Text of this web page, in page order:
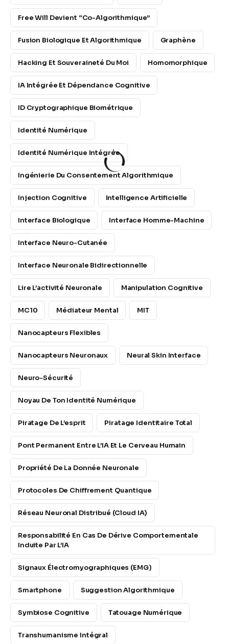
Free Will Devient “co-Algorithmique”
Fusion Biologique Et Algorithmique Graphène
Hacking Et Souveraineté Du Moi Homomorphique
IA Intégrée Et Dépendance Cognitive
ID Cryptographique Biométrique
Identité Numérique
Identité Numérique Intégrée
Ingénierie Du Consentement Algorithmique
Injection Cognitive Intelligence Artificielle
Interface Biologique Interface Homme-Machine
Interface Neuro-Cutanée
Interface Neuronale Bidirectionnelle
Lire L’activité Neuronale Manipulation Cognitive
MC10 Médiateur Mental MIT
Nanocapteurs Flexibles
Nanocapteurs Neuronaux Neural Skin Interface
Neuro-Sécurité
Noyau De Ton Identité Numérique
Piratage De L’esprit Piratage Identitaire Total
Pont Permanent Entre L’IA Et Le Cerveau Humain
Propriété De La Donnée Neuronale
Protocoles De Chiffrement Quantique
Réseau Neuronal Distribué (cloud IA)
Responsabilité En Cas De Dérive Comportementale
Induite Par L’IA
Signaux Électromyographiques (EMG)
Smartphone Suggestion Algorithmique
Symbiose Cognitive Tatouage Numérique
Transhumanisme Intégral